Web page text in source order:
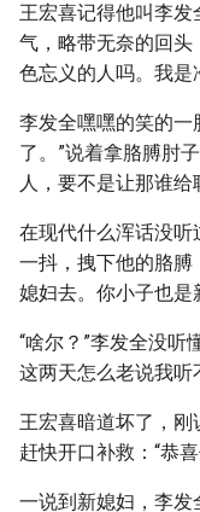
王宏喜记得他叫李
气，略带无奈的回头
色忘义的人吗。我是
李发全嘿嘿的笑的一
了。”说着拿胳膊肘
人，要不是让那谁
在现代什么浑话没
一抖，拽下他的胳膊
媳妇去。你小子也是
“啥尔？”李发全没听
这两天怎么老说我听
王宏喜暗道坏了，刚
赶快开口补救：“恭
一说到新媳妇，李发